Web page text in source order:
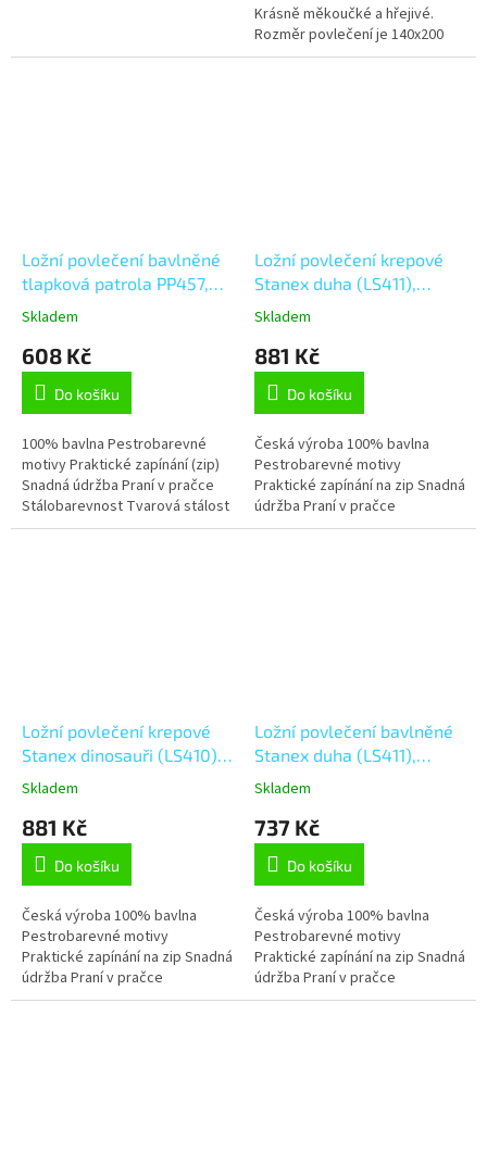
Krásně měkoučké a hřejivé.
Rozměr povlečení je 140x200
70x90 cm.
Ložní povlečení bavlněné
tlapková patrola PP457,
modrá 140 x 200 + 90 x
Skladem
608 Kč
Do košíku
100% bavlna Pestrobarevné
motivy Praktické zapínání (zip)
Snadná údržba Praní v pračce
Stálobarevnost Tvarová stálost
Ložní povlečení krepové
Stanex duha (LS411),
Skladem
881 Kč
Do košíku
Česká výroba 100% bavlna
Pestrobarevné motivy
Praktické zapínání na zip Snadná
údržba Praní v pračce
Stálobarevnost Tvarová stálost
Ložní povlečení krepové
Stanex dinosauři (LS410),
šedá;modrá;bílá;zelená;oranžová
Skladem
881 Kč
Do košíku
Česká výroba 100% bavlna
Pestrobarevné motivy
Praktické zapínání na zip Snadná
údržba Praní v pračce
Stálobarevnost Tvarová stálost
Ložní povlečení bavlněné
Stanex duha (LS411),
Skladem
737 Kč
Do košíku
Česká výroba 100% bavlna
Pestrobarevné motivy
Praktické zapínání na zip Snadná
údržba Praní v pračce
Stálobarevnost Tvarová stálost